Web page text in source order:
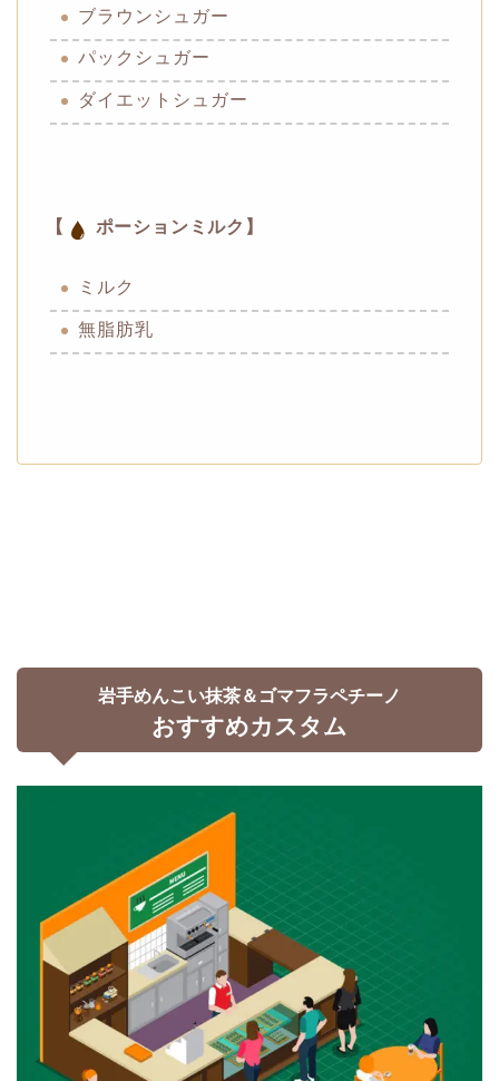
ブラウンシュガー
パックシュガー
ダイエットシュガー
【 ポーションミルク】
ミルク
無脂肪乳
岩手めんこい抹茶＆ゴマフラペチーノ
おすすめカスタム